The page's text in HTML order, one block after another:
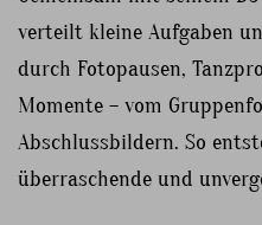
verteilt kleine Aufgaben
durch Fotopausen,
Momente – vom
Abschlussbildern. So
überraschende und